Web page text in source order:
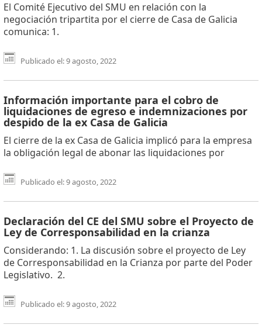
El Comité Ejecutivo del SMU en relación con la
negociación tripartita por el cierre de Casa de Galicia
comunica: 1.
Publicado el: 9 agosto, 2022
Información importante para el cobro de
liquidaciones de egreso e indemnizaciones por
despido de la ex Casa de Galicia
El cierre de la ex Casa de Galicia implicó para la empresa
la obligación legal de abonar las liquidaciones por
Publicado el: 9 agosto, 2022
Declaración del CE del SMU sobre el Proyecto de
Ley de Corresponsabilidad en la crianza
Considerando: 1. La discusión sobre el proyecto de Ley
de Corresponsabilidad en la Crianza por parte del Poder
Legislativo. 2.
Publicado el: 9 agosto, 2022